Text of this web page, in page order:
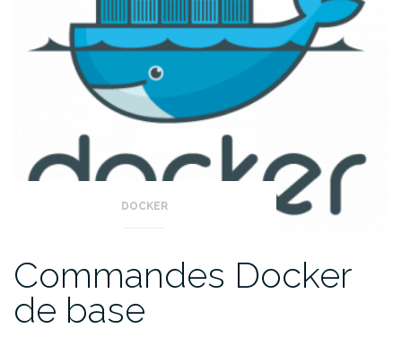
DOCKER
Commandes Docker
de base